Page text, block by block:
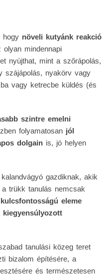
növeli kutyánk reakció
olyan mindennapi
nyújthat, mint a szőrápolás,
szájápolás, nyakörv vagy
vagy ketrecbe küldés (és
szintre emelni
folyamatosan jól
dolgain is, jó helyen
gazdiknak, akik
trükk tanulás nemcsak
kulcsfontosságú eleme
kiegyensúlyozott
tanulási közeg teret
bizalom építésére, a
és természetesen